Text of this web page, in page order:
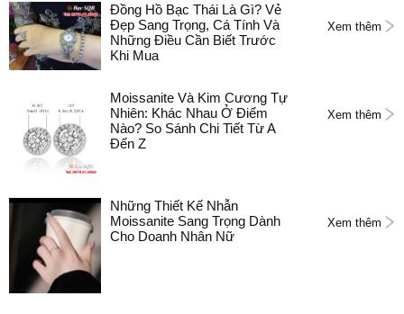
Đồng Hồ Bạc Thái Là Gì? Vẻ
Đẹp Sang Trọng, Cá Tính Và
Những Điều Cần Biết Trước
Khi Mua
Xem thêm
Moissanite Và Kim Cương Tự
Nhiên: Khác Nhau Ở Điểm
Nào? So Sánh Chi Tiết Từ A
Đến Z
Xem thêm
Những Thiết Kế Nhẫn
Moissanite Sang Trọng Dành
Cho Doanh Nhân Nữ
Xem thêm